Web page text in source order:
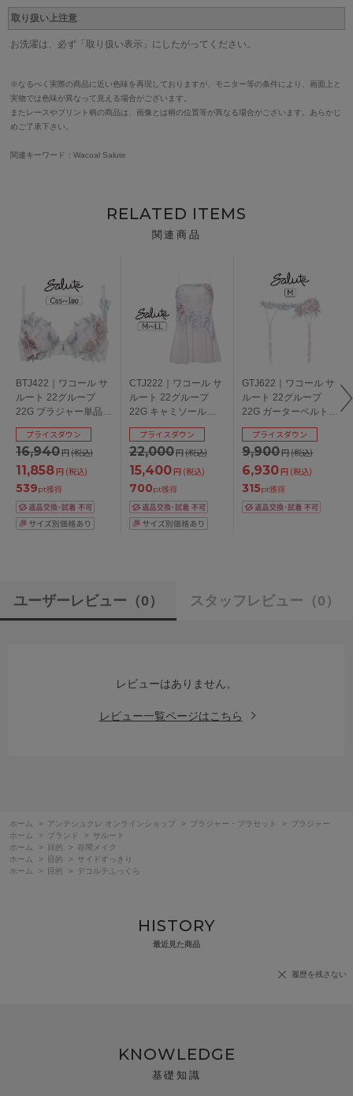
取り扱い上注意
お洗濯は、必ず「取り扱い表示」にしたがってください。
※なるべく実際の商品に近い色味を再現しておりますが、モニター等の条件により、画面上と
実物では色味が異なって見える場合がございます。
またレースやプリント柄の商品は、画像とは柄の位置等が異なる場合がございます。あらかじ
めご了承下さい。
関連キーワード：Wacoal Salute
RELATED ITEMS
関連商品
BTJ422｜ワコール サ
ルート 22グループ
22G ブラジャー単品
P-upタイプ CDEFGHI
カップ アンダー
65/70/75/80cm
16,940円(税込)
プライスダウン
11,858円 (税込)
539pt獲得
CTJ222｜ワコール サ
ルート 22グループ
22G キャミソール
M/L/LL
22,000円(税込)
プライスダウン
15,400円 (税込)
700pt獲得
GTJ622｜ワコール サ
ルート 22グループ
22G ガーターベルト
M
9,900円(税込)
プライスダウン
6,930円 (税込)
315pt獲得
ユーザーレビュー （0） スタッフレビュー （0）
レビューはありません。
レビュー一覧ページはこちら
ホーム > アンテシュクレ オンラインショップ > ブラジャー・ブラセット >
ブラジャー
ホーム
> ブランド >
サルート
ホーム
> 目的 >
谷間メイク
ホーム
> 目的 >
サイドすっきり
ホーム
> 目的 > デコルテふっくら
HISTORY
最近見た商品
履歴を残さない
KNOWLEDGE
基礎知識